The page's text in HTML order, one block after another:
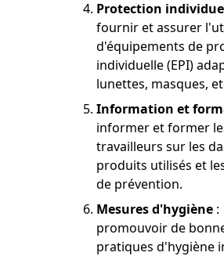
Protection
fournir et assurer
d'équipements de
individuelle (EPI)
lunettes, masques,
Information et
informer et former
travailleurs sur les
produits utilisés et
de prévention.
Mesures d'hygiène :
promouvoir de
pratiques d'hygiène